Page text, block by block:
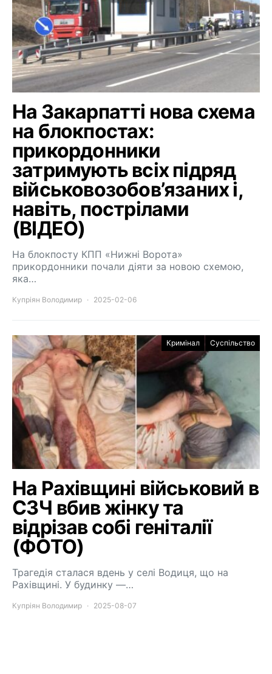
На Закарпатті нова схема
на блокпостах:
прикордонники
затримують всіх підряд
військовозобов’язаних і,
навіть, пострілами
(ВІДЕО)
На блокпосту КПП «Нижні Ворота»
прикордонники почали діяти за новою схемою,
яка…
Купріян Володимир 2025-02-06
Кримінал Суспільство
На Рахівщині військовий в
СЗЧ вбив жінку та
відрізав собі геніталії
(ФОТО)
Трагедія сталася вдень у селі Водиця, що на
Рахівщині. У будинку —…
Купріян Володимир 2025-08-07